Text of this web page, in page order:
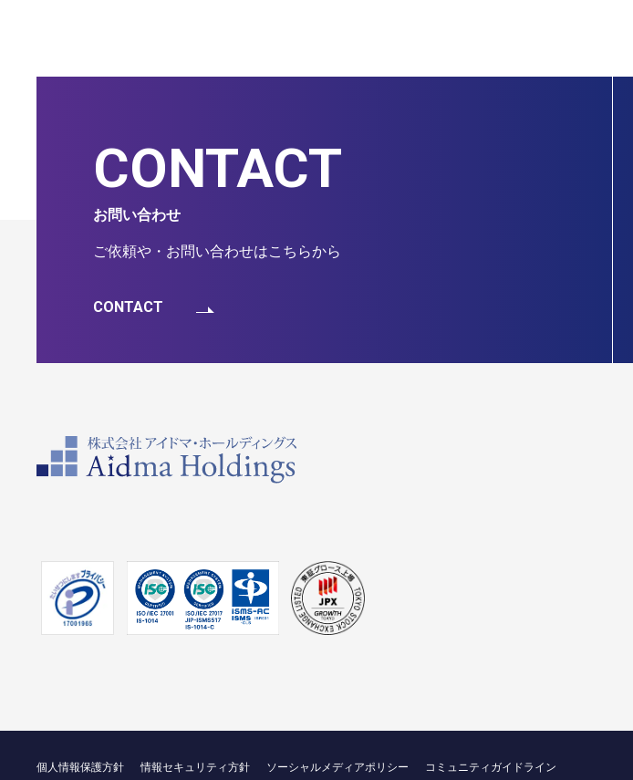
CONTACT
お問い合わせ
ご依頼や・お問い合わせはこちらから
CONTACT
個人情報保護方針 情報セキュリティ方針 ソーシャルメディアポリシー コミュニティガイドライン